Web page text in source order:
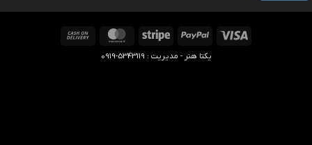
Visa
PayPal
Stripe
MasterCard
یکتا هنر - مدیریت : 5343119-0919